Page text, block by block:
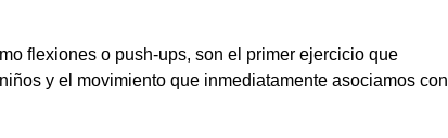
flexiones o push-ups, son el primer ejercicio que
y el movimiento que inmediatamente asociamos con